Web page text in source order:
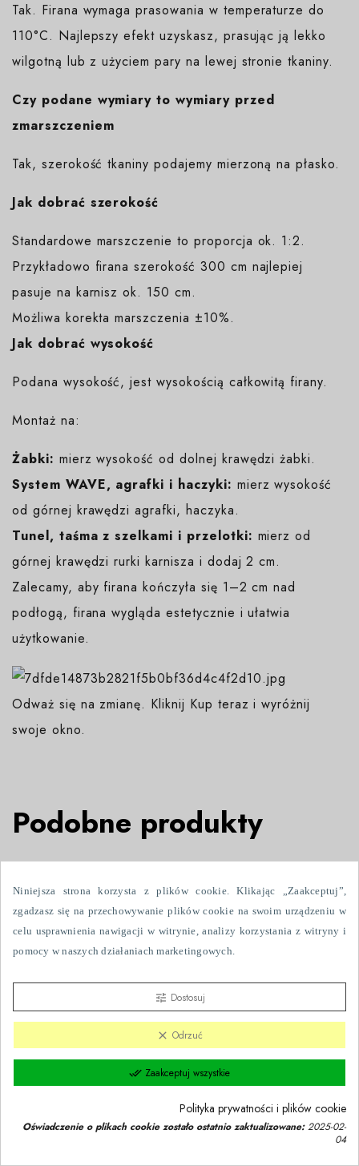
Tak. Firana wymaga prasowania w temperaturze do
110°C. Najlepszy efekt uzyskasz, prasując ją lekko
wilgotną lub z użyciem pary na lewej stronie tkaniny.
Czy podane wymiary to wymiary przed
zmarszczeniem
Tak, szerokość tkaniny podajemy mierzoną na płasko.
Jak dobrać szerokość
Standardowe marszczenie to proporcja ok. 1:2.
Przykładowo firana szerokość 300 cm najlepiej
pasuje na karnisz ok. 150 cm.
Możliwa korekta marszczenia ±10%.
Jak dobrać wysokość
Podana wysokość, jest wysokością całkowitą firany.
Montaż na:
Żabki: mierz wysokość od dolnej krawędzi żabki.
System WAVE, agrafki i haczyki: mierz wysokość
od górnej krawędzi agrafki, haczyka.
Tunel, taśma z szelkami i przelotki: mierz od
górnej krawędzi rurki karnisza i dodaj 2 cm.
Zalecamy, aby firana kończyła się 1–2 cm nad
podłogą, firana wygląda estetycznie i ułatwia
użytkowanie.
Odważ się na zmianę. Kliknij Kup teraz i wyróżnij
swoje okno.
Podobne produkty
NOWY 
Niniejsza strona korzysta z plików cookie. Klikając „Zaakceptuj”,
zgadzasz się na przechowywanie plików cookie na swoim urządzeniu w
celu usprawnienia nawigacji w witrynie, analizy korzystania z witryny i
pomocy w naszych działaniach marketingowych.
tune Dostosuj
clear Odrzuć
done_all Zaakceptuj wszystkie
Polityka prywatności i plików cookie
Oświadczenie o plikach cookie zostało ostatnio zaktualizowane:2025-02-
04